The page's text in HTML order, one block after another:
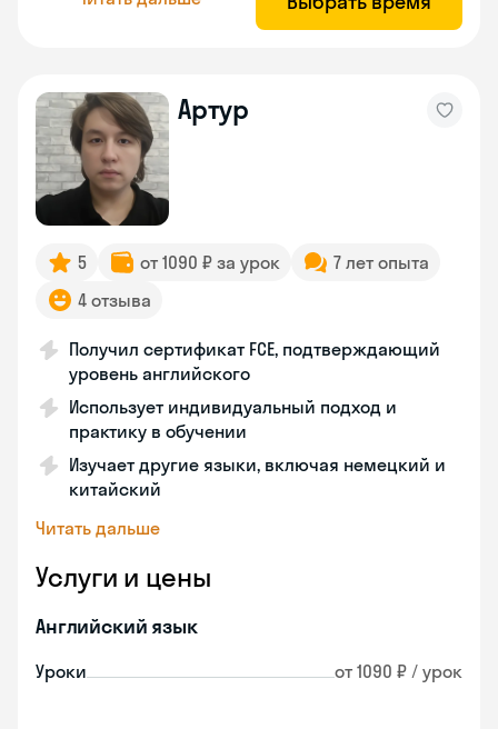
Артур
5 от 1090 ₽ за урок
7 лет опыта
4 отзыва
Получил сертификат FCE, подтверждающий
уровень английского
Использует индивидуальный подход и
практику в обучении
Изучает другие языки, включая немецкий и
китайский
Читать дальше
Услуги и цены
Английский язык
Уроки от 1090 ₽ / урок